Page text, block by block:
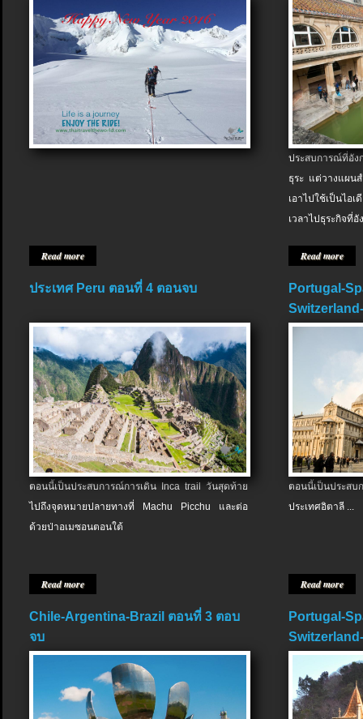
Read more
ประสบการณ์ที่อัง
ธุระ แต่วางแผน
เอาไปใช้เป็นไอ
เวลาไปธุระกิจที่อั
Read more
ประเทศ Peru ตอนที่ 4 ตอนจบ
ตอนนี้เป็นประสบการณ์การเดิน Inca trail วันสุดท้าย
ไปถึงจุดหมายปลายทางที่ Machu Picchu และต่อ
ด้วยป่าอเมซอนตอนใต้
Read more
Portugal-
ตอนนี้เป็นประส
ประเทศอิตาลี ...
Read more
Chile-Argentina-Brazil ตอนที่ 3 ตอบ
จบ
Portugal-